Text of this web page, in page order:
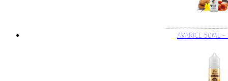
AVARICE 50ML -